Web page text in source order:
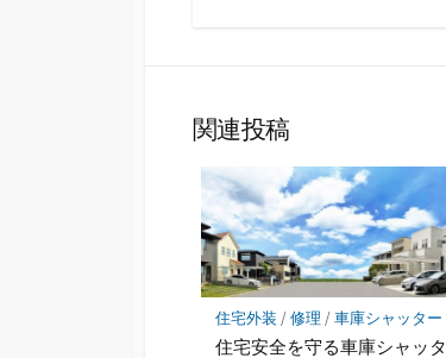
関連投稿
住宅外装 /修理/車庫シャッター
住宅安全を守る車庫シャッタ